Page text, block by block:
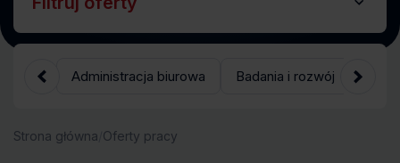
Administracja biurowa Badania i rozwój
Strona główna Oferty pracy